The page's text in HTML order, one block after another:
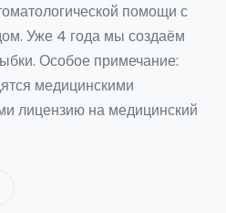
помощи с
Уже 4 года мы создаём
Особое примечание:
медицинскими
лицензию на медицинский